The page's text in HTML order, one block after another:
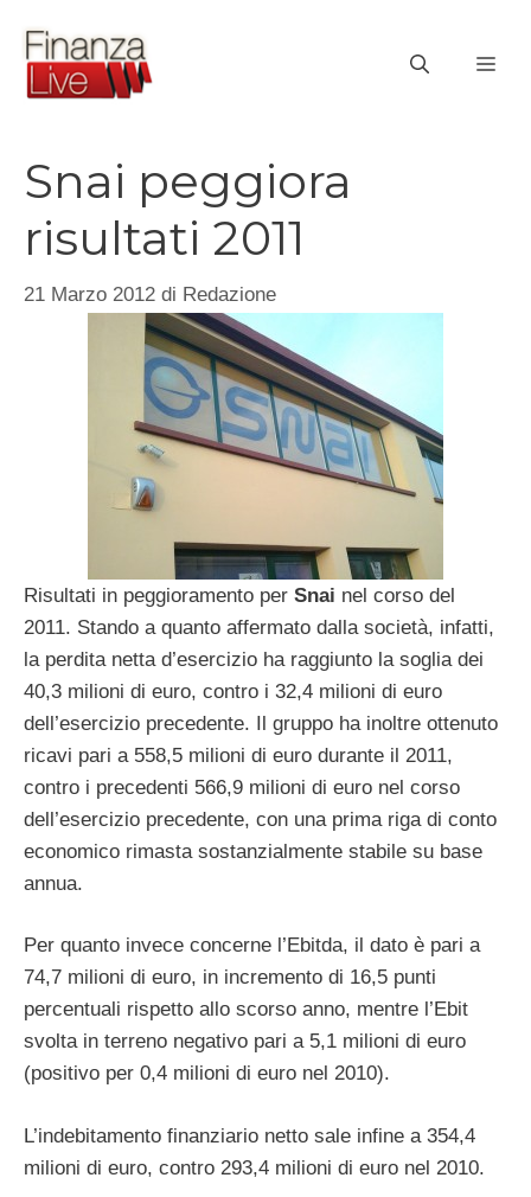
contenuto
Snai peggiora
risultati 2011
21 Marzo 2012 di Redazione
Risultati in peggioramento per Snai nel corso del
2011. Stando a quanto affermato dalla società, infatti,
la perdita netta d’esercizio ha raggiunto la soglia dei
40,3 milioni di euro, contro i 32,4 milioni di euro
dell’esercizio precedente. Il gruppo ha inoltre ottenuto
ricavi pari a 558,5 milioni di euro durante il 2011,
contro i precedenti 566,9 milioni di euro nel corso
dell’esercizio precedente, con una prima riga di conto
economico rimasta sostanzialmente stabile su base
annua.
Per quanto invece concerne l’Ebitda, il dato è pari a
74,7 milioni di euro, in incremento di 16,5 punti
percentuali rispetto allo scorso anno, mentre l’Ebit
svolta in terreno negativo pari a 5,1 milioni di euro
(positivo per 0,4 milioni di euro nel 2010).
L’indebitamento finanziario netto sale infine a 354,4
milioni di euro, contro 293,4 milioni di euro nel 2010.